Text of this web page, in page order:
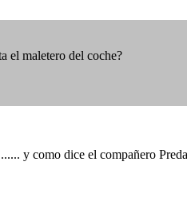
el maletero del coche?
y como dice el compañero